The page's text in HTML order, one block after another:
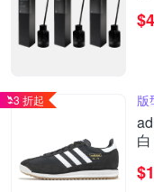
3 折起 版